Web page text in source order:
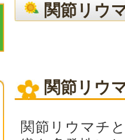
関節リウ
関節リウ
関節リウマチ